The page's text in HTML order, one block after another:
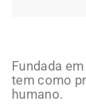
Fundada
tem como
humano.